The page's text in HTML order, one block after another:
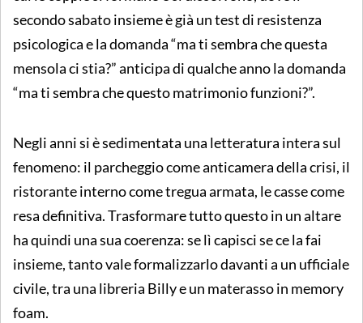
secondo sabato insieme è già un test di resistenza
psicologica e la domanda “ma ti sembra che questa
mensola ci stia?” anticipa di qualche anno la domanda
“ma ti sembra che questo matrimonio funzioni?”.
Negli anni si è sedimentata una letteratura intera sul
fenomeno: il parcheggio come anticamera della crisi, il
ristorante interno come tregua armata, le casse come
resa definitiva. Trasformare tutto questo in un altare
ha quindi una sua coerenza: se lì capisci se ce la fai
insieme, tanto vale formalizzarlo davanti a un ufficiale
civile, tra una libreria Billy e un materasso in memory
foam.